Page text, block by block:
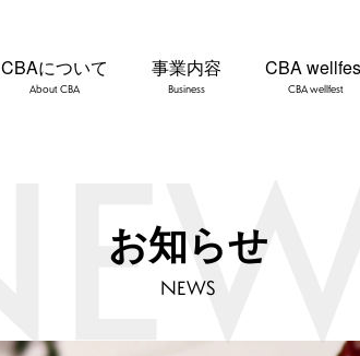
CBAについて
About CBA
事業内容
Business
CBA
CBA wellfest
お知らせ
NEWS